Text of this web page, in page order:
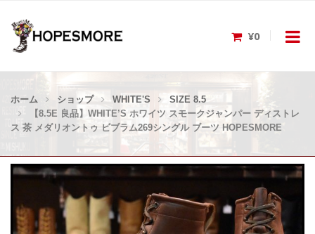
¥0
ホーム ショップ WHITE'S
SIZE 8.5
【8.5E 良品】WHITE’S ホワイツ スモークジャンパー ディストレ
ス 茶 メダリオントゥ ビブラム269シングル ブーツ HOPESMORE